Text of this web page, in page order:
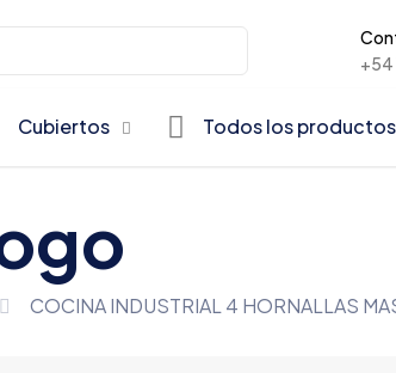
+54
Cubiertos Todos los productos
COCINA INDUSTRIAL 4 HORNALLAS